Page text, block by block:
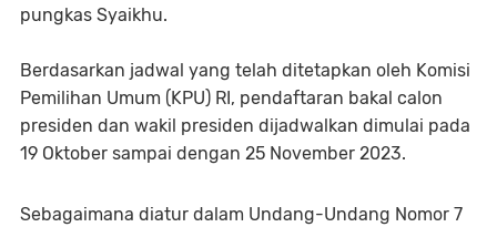
pungkas Syaikhu.
Berdasarkan jadwal yang telah ditetapkan oleh Komisi
Pemilihan Umum (KPU) RI, pendaftaran bakal calon
presiden dan wakil presiden dijadwalkan dimulai pada
19 Oktober sampai dengan 25 November 2023.
Sebagaimana diatur dalam Undang-Undang Nomor 7